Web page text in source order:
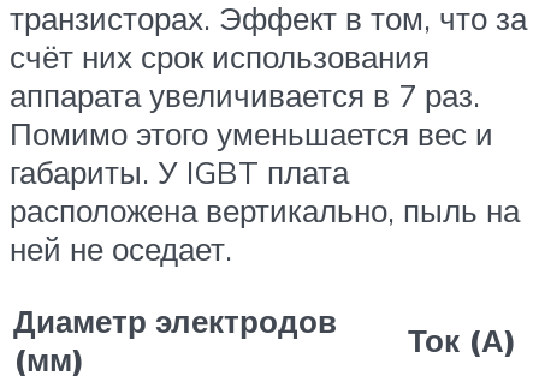
транзисторах. Эффект в том, что за
счёт них срок использования
аппарата увеличивается в 7 раз.
Помимо этого уменьшается вес и
габариты. У IGBT плата
расположена вертикально, пыль на
ней не оседает.
Диаметр электродов
(мм)
Ток (А)